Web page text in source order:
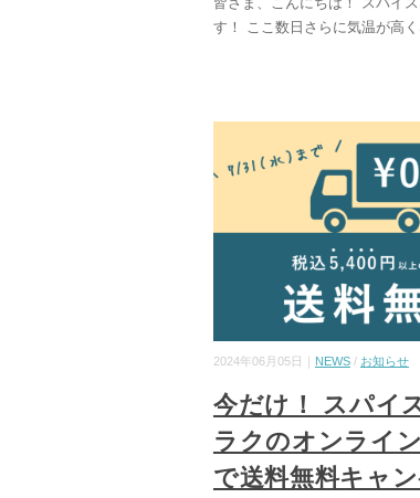
す！ ここ数日さらに気温が高く
2024年06月05日｜ NEWS/ お知らせ
今だけ！ スパイ
ラクのオンライ
で送料無料キャ